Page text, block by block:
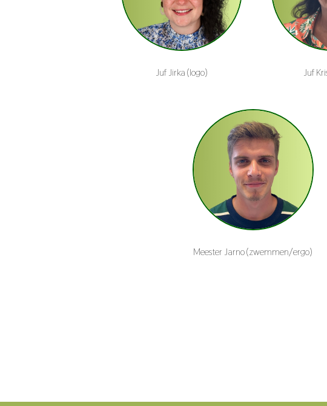
Juf Jirka (logo) Juf
Meester Jarno (zwemmen/ergo)